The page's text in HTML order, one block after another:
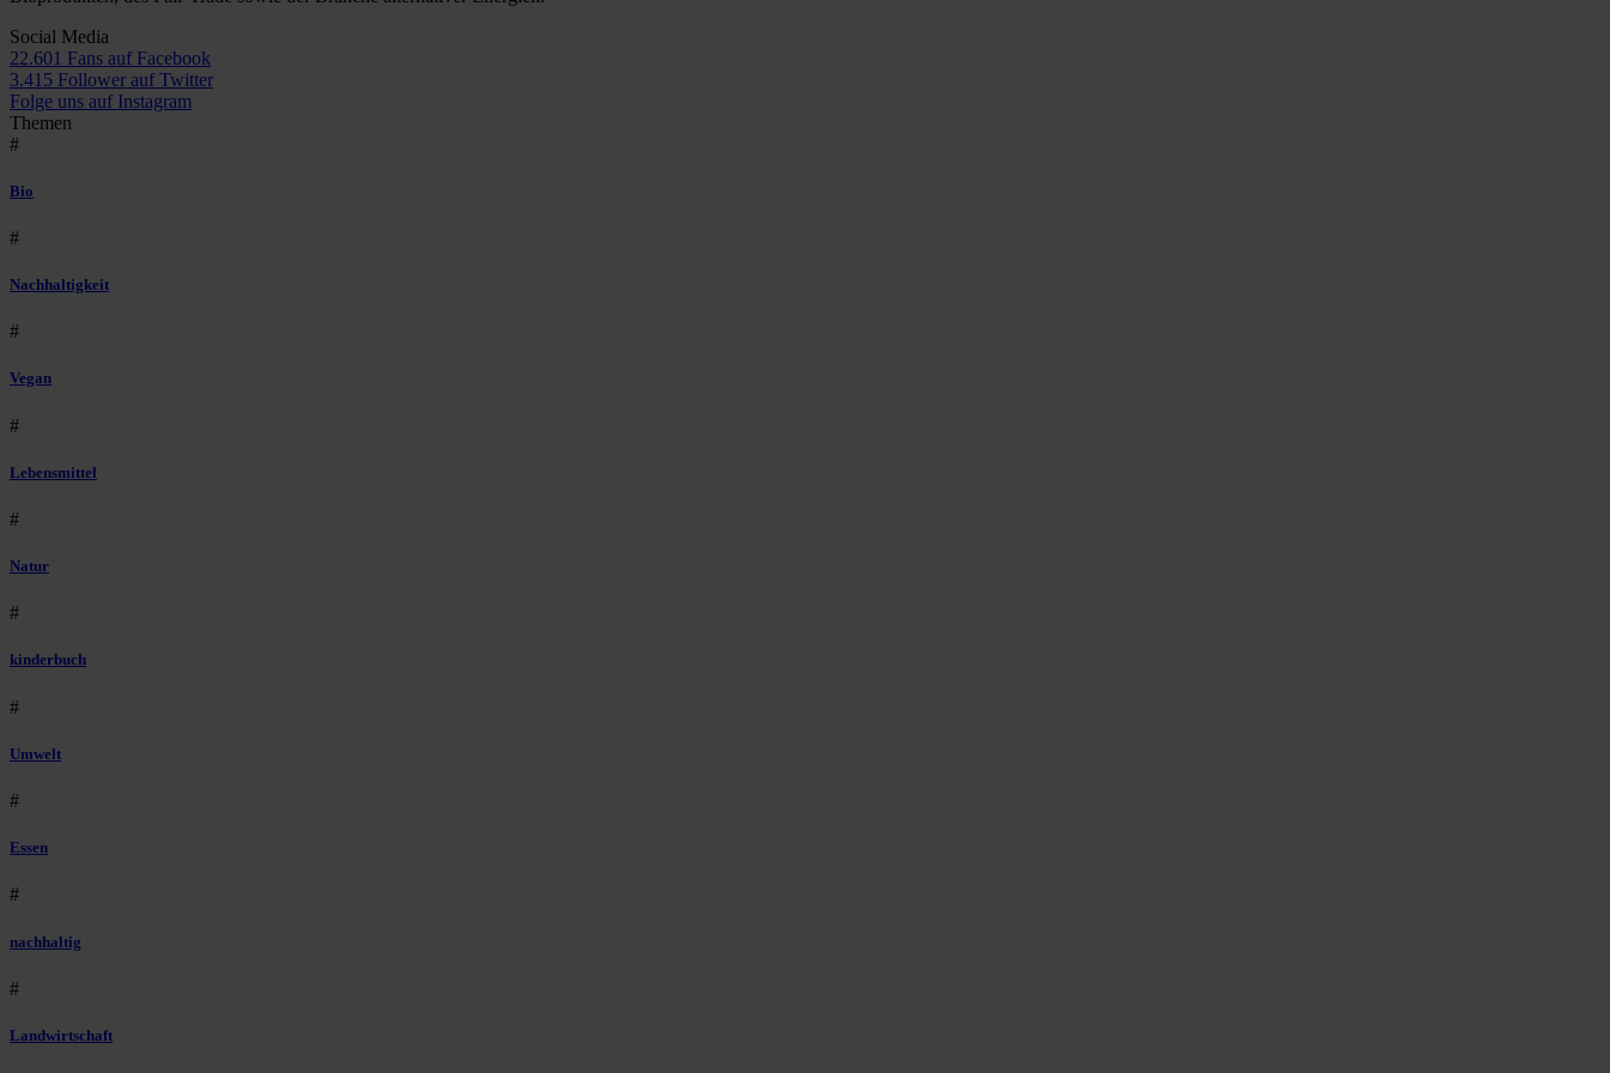
Social Media
22.601 Fans auf Facebook
3.415 Follower auf Twitter
Folge uns auf Instagram
Themen
#
Bio
#
Nachhaltigkeit
#
Vegan
#
Lebensmittel
#
Natur
#
kinderbuch
#
Umwelt
#
Essen
#
nachhaltig
#
Landwirtschaft